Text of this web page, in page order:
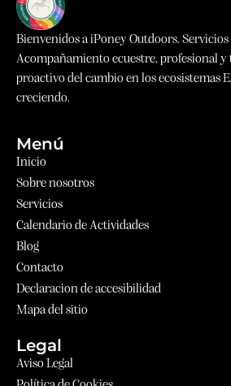
Bienvenidos a iPoney Outdoors.
Acompañamiento ecuestre, profesional y
proactivo del cambio en los ecosistemas
creciendo.
Menú
Inicio
Sobre nosotros
Servicios
Calendario de Actividades
Blog
Contacto
Declaracion de accesibilidad
Mapa del sitio
Legal
Aviso Legal